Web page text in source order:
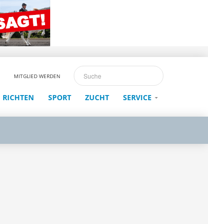
MITGLIED WERDEN
RICHTEN SPORT ZUCHT SERVICE